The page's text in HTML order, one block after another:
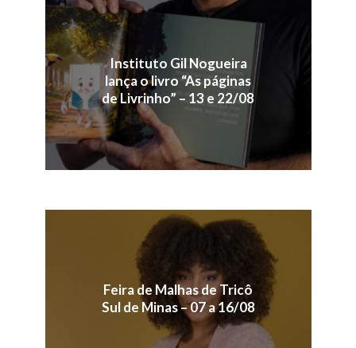
Instituto Gil Nogueira
lança o livro “As páginas
de Livrinho” – 13 e 22/08
Feira de Malhas de Tricô
Sul de Minas – 07 a 16/08